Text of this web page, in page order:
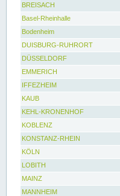
BREISACH
Basel-Rheinhalle
Bodenheim
DUISBURG-RUHRORT
DÜSSELDORF
EMMERICH
IFFEZHEIM
KAUB
KEHL-KRONENHOF
KOBLENZ
KONSTANZ-RHEIN
KÖLN
LOBITH
MAINZ
MANNHEIM